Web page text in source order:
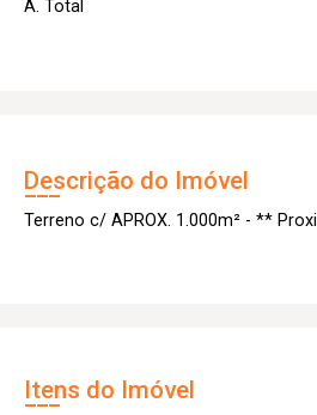
A. Total
Descrição do Imóvel
Terreno c/ APROX. 1.000m² - **
Itens do Imóvel